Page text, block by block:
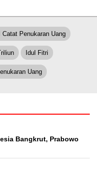
Catat Penukaran Uang
Idul Fitri
Uang
Bangkrut, Prabowo